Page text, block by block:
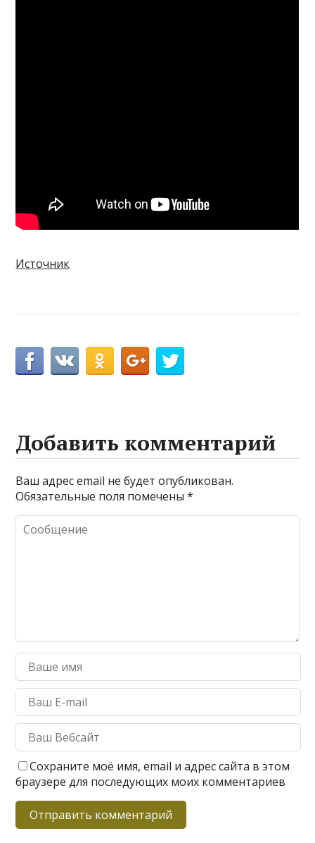
Источник
Добавить комментарий
Ваш адрес email не будет опубликован.
Обязательные поля помечены*
Сохраните моё имя, email и адрес сайта в этом
браузере для последующих моих комментариев